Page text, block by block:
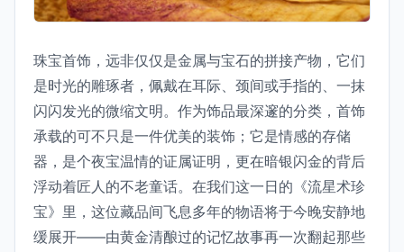
珠宝首饰，远非仅仅是金属与宝石的拼接产物，它们
是时光的雕琢者，佩戴在耳际、颈间或手指的、一抹
闪闪发光的微缩文明。作为饰品最深邃的分类，首饰
承载的可不只是一件优美的装饰；它是情感的存储
器，是个夜宝温情的证属证明，更在暗银闪金的背后
浮动着匠人的不老童话。在我们这一日的《流星术珍
宝》里，这位藏品间飞息多年的物语将于今晚安静地
缓展开——由黄金清酿过的记忆故事再一次翻起那些